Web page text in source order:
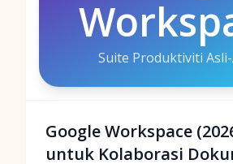
Suite Produktiviti
Google Workspace
untuk Kolaborasi